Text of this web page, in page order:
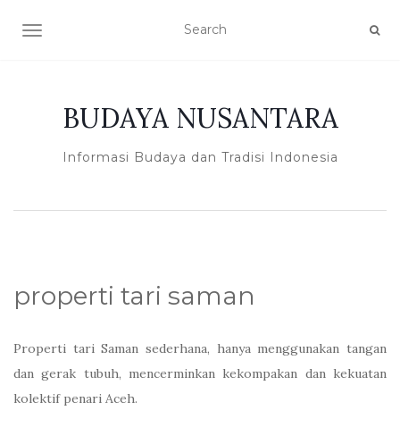
TOGGLE NAVIGATION
BUDAYA NUSANTARA
Informasi Budaya dan Tradisi Indonesia
properti tari saman
Properti tari Saman sederhana, hanya menggunakan tangan
dan gerak tubuh, mencerminkan kekompakan dan kekuatan
kolektif penari Aceh.